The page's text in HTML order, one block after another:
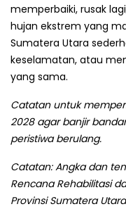
memperbaiki, rusak
hujan ekstrem yang
Sumatera Utara
keselamatan, atau
yang sama.
Catatan untuk
2028 agar banjir
peristiwa berulang.
Catatan: Angka dan
Rencana Rehabilitasi
Provinsi Sumatera